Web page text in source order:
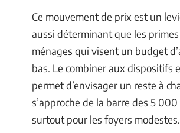
Ce mouvement de prix est un
aussi déterminant que les
ménages qui visent un budget
bas. Le combiner aux dispositifs
permet d’envisager un reste à
s’approche de la barre des 5 000
surtout pour les foyers modestes.